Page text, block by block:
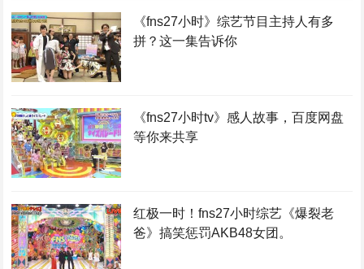
《fns27小时》综艺节目主持人有多
拼？这一集告诉你
《fns27小时tv》感人故事，百度网盘
等你来共享
红极一时！fns27小时综艺《爆裂老
爸》搞笑惩罚AKB48女团。